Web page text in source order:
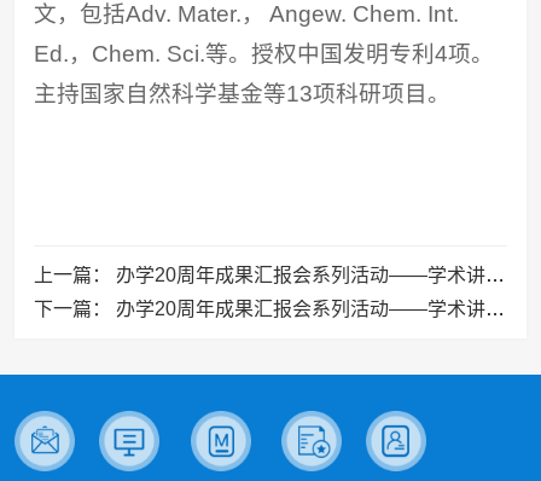
文，包括Adv. Mater.， Angew. Chem. Int.
Ed.，Chem. Sci.等。授权中国发明专利4项。
主持国家自然科学基金等13项科研项目。
上一篇：
办学20周年成果汇报会系列活动——学术讲座预告（三）
下一篇：
办学20周年成果汇报会系列活动——学术讲座预告（一）